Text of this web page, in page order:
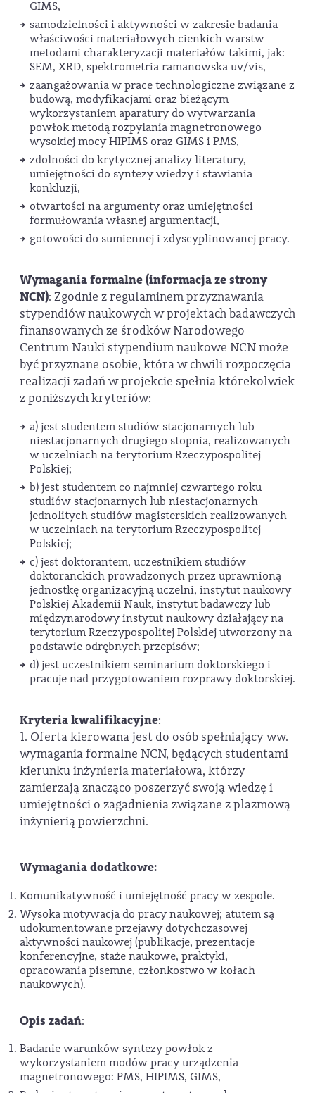
GIMS,
samodzielności i aktywności w zakresie badania
właściwości materiałowych cienkich warstw
metodami charakteryzacji materiałów takimi, jak:
SEM, XRD, spektrometria ramanowska uv/vis,
zaangażowania w prace technologiczne związane z
budową, modyfikacjami oraz bieżącym
wykorzystaniem aparatury do wytwarzania
powłok metodą rozpylania magnetronowego
wysokiej mocy HIPIMS oraz GIMS i PMS,
zdolności do krytycznej analizy literatury,
umiejętności do syntezy wiedzy i stawiania
konkluzji,
otwartości na argumenty oraz umiejętności
formułowania własnej argumentacji,
gotowości do sumiennej i zdyscyplinowanej pracy.
Wymagania formalne (informacja ze strony
NCN): Zgodnie z regulaminem przyznawania
stypendiów naukowych w projektach badawczych
finansowanych ze środków Narodowego
Centrum Nauki stypendium naukowe NCN może
być przyznane osobie, która w chwili rozpoczęcia
realizacji zadań w projekcie spełnia którekolwiek
z poniższych kryteriów:
a) jest studentem studiów stacjonarnych lub
niestacjonarnych drugiego stopnia, realizowanych
w uczelniach na terytorium Rzeczypospolitej
Polskiej;
b) jest studentem co najmniej czwartego roku
studiów stacjonarnych lub niestacjonarnych
jednolitych studiów magisterskich realizowanych
w uczelniach na terytorium Rzeczypospolitej
Polskiej;
c) jest doktorantem, uczestnikiem studiów
doktoranckich prowadzonych przez uprawnioną
jednostkę organizacyjną uczelni, instytut naukowy
Polskiej Akademii Nauk, instytut badawczy lub
międzynarodowy instytut naukowy działający na
terytorium Rzeczypospolitej Polskiej utworzony na
podstawie odrębnych przepisów;
d) jest uczestnikiem seminarium doktorskiego i
pracuje nad przygotowaniem rozprawy doktorskiej.
Kryteria kwalifikacyjne:
1. Oferta kierowana jest do osób spełniający ww.
wymagania formalne NCN, będących studentami
kierunku inżynieria materiałowa, którzy
zamierzają znacząco poszerzyć swoją wiedzę i
umiejętności o zagadnienia związane z plazmową
inżynierią powierzchni.
Wymagania dodatkowe:
Komunikatywność i umiejętność pracy w zespole.
Wysoka motywacja do pracy naukowej; atutem są
udokumentowane przejawy dotychczasowej
aktywności naukowej (publikacje, prezentacje
konferencyjne, staże naukowe, praktyki,
opracowania pisemne, członkostwo w kołach
naukowych).
Opis zadań:
Badanie warunków syntezy powłok z
wykorzystaniem modów pracy urządzenia
magnetronowego: PMS, HIPIMS, GIMS,